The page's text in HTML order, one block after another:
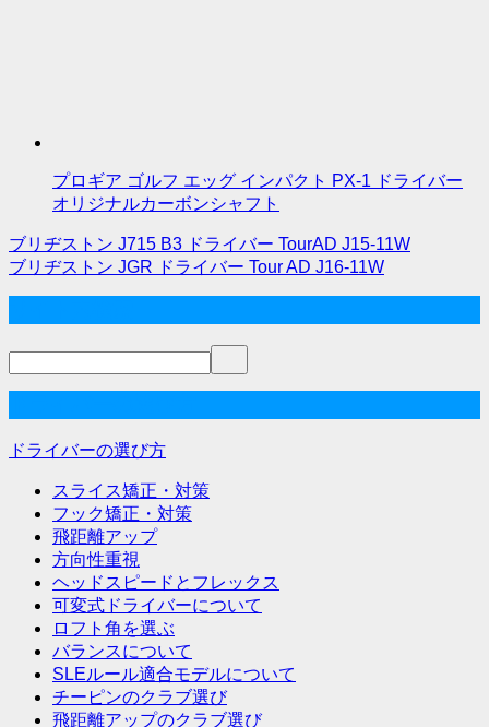
プロギア ゴルフ エッグ インパクト PX-1 ドライバー
オリジナルカーボンシャフト
投
稿
ビ
ー
ブリヂストン J715 B3 ドライバー TourAD J15-11W
ブリヂストン JGR ドライバー Tour AD J16-11W
ドライバーの選び方
スライス矯正・対策
フック矯正・対策
飛距離アップ
方向性重視
ヘッドスピードとフレックス
可変式ドライバーについて
ロフト角を選ぶ
バランスについて
SLEルール適合モデルについて
チーピンのクラブ選び
飛距離アップのクラブ選び